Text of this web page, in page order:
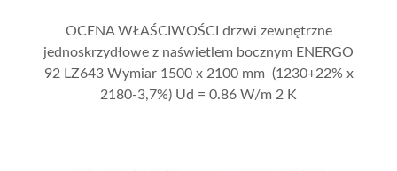
OCENA WŁAŚCIWOŚCI drzwi zewnętrzne
jednoskrzydłowe z naświetlem bocznym ENERGO
92 LZ643 Wymiar 1500 x 2100 mm (1230+22% x
2180-3,7%) Ud = 0.86 W/m 2 K